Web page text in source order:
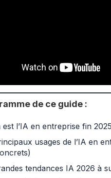
de ce guide :
l’IA en entreprise fin
usages de l’IA en
tendances IA 2026 à